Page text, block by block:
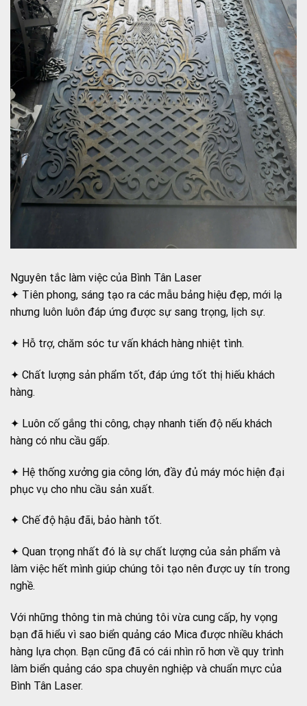
Nguyên tắc làm việc của Bình Tân Laser
✦ Tiên phong, sáng tạo ra các mẫu bảng hiệu đẹp, mới lạ
nhưng luôn luôn đáp ứng được sự sang trọng, lịch sự.
✦ Hỗ trợ, chăm sóc tư vấn khách hàng nhiệt tình.
✦ Chất lượng sản phẩm tốt, đáp ứng tốt thị hiếu khách
hàng.
✦ Luôn cố gắng thi công, chạy nhanh tiến độ nếu khách
hàng có nhu cầu gấp.
✦ Hệ thống xưởng gia công lớn, đầy đủ máy móc hiện đại
phục vụ cho nhu cầu sản xuất.
✦ Chế độ hậu đãi, bảo hành tốt.
✦ Quan trọng nhất đó là sự chất lượng của sản phẩm và
làm việc hết mình giúp chúng tôi tạo nên được uy tín trong
nghề.
Với những thông tin mà chúng tôi vừa cung cấp, hy vọng
bạn đã hiểu vì sao biển quảng cáo Mica được nhiều khách
hàng lựa chọn. Bạn cũng đã có cái nhìn rõ hơn về quy trình
làm biển quảng cáo spa chuyên nghiệp và chuẩn mực của
Bình Tân Laser.